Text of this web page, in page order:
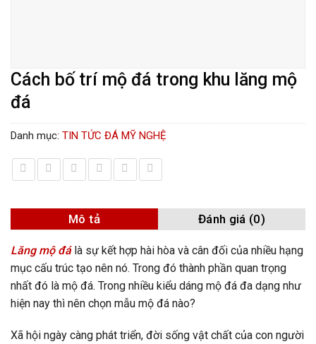
Cách bố trí mộ đá trong khu lăng mộ
đá
Danh mục: TIN TỨC ĐÁ MỸ NGHỆ
Mô tả Đánh giá (0)
Lăng mộ đálà sự kết hợp hài hòa và cân đối của nhiều hạng
mục cấu trúc tạo nên nó. Trong đó thành phần quan trọng
nhất đó là mộ đá. Trong nhiều kiểu dáng mộ đá đa dạng như
hiện nay thì nên chọn mẫu mộ đá nào?
Xã hội ngày càng phát triển, đời sống vật chất của con người